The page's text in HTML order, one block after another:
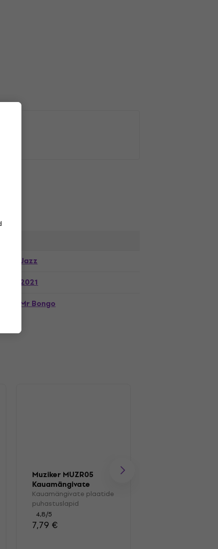
Jazz
2021
Mr Bongo
Muziker MUZR05
Kauamängivate
plaatide
puhastuslapid
Kauamängivate plaatide
puhastuslapid
4,8/5
7,79 €